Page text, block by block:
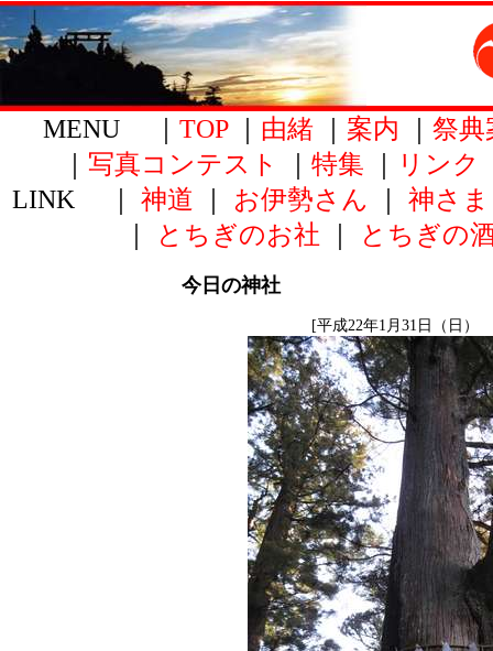
MENU ｜ TOP｜ 由緒 案内
祭典
写真コンテスト 特集 リンク
LINK ｜ 神道 お伊勢さん 神さま
とちぎのお社 とちぎの
今日の神社
[平成22年1月31日（日）